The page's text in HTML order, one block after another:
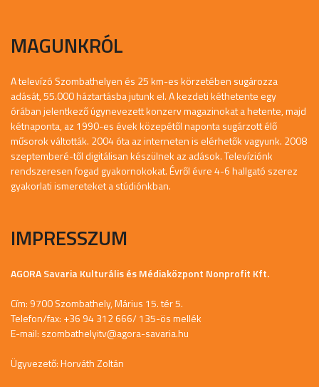
MAGUNKRÓL
A televízó Szombathelyen és 25 km-es körzetében sugározza
adását, 55.000 háztartásba jutunk el. A kezdeti kéthetente egy
órában jelentkező úgynevezett konzerv magazinokat a hetente, majd
kétnaponta, az 1990-es évek közepétől naponta sugárzott élő
műsorok váltották. 2004 óta az interneten is elérhetők vagyunk. 2008
szeptemberé-től digitálisan készülnek az adások. Televíziónk
rendszeresen fogad gyakornokokat. Évről évre 4-6 hallgató szerez
gyakorlati ismereteket a stúdiónkban.
IMPRESSZUM
AGORA Savaria Kulturális és Médiaközpont Nonprofit Kft.
Cím: 9700 Szombathely, Márius 15. tér 5.
Telefon/fax: +36 94 312 666/ 135-ös mellék
E-mail: szombathelyitv@agora-savaria.hu
Ügyvezető: Horváth Zoltán